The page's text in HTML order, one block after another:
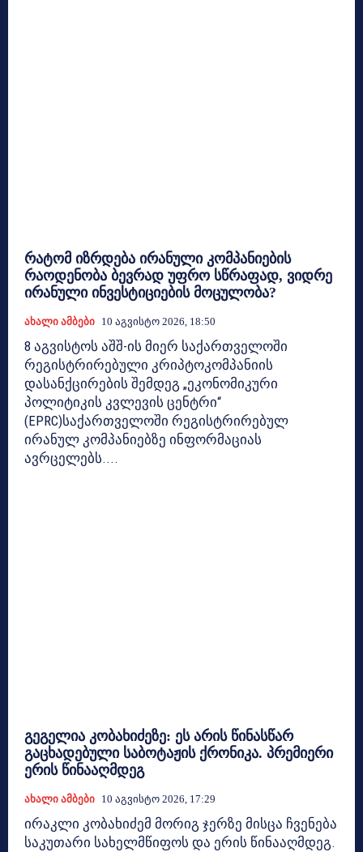
რატომ იზრდება ირანული კომპანიების
რაოდენობა ბევრად უფრო სწრაფად, ვიდრე
ირანული ინვესტიციების მოცულობა?
Ახალი Ამბები 10 Აგვისტო 2026, 18:50
8 აგვისტოს აშშ-ის მიერ საქართველოში
რეგისტრირებული კრიპტოკომპანიის
დასანქცირების შემდეგ „ეკონომიკური
პოლიტიკის კვლევის ცენტრი“
(EPRC)საქართველოში რეგისტრირებულ
ირანულ კომპანიებზე ინფორმაციას
ავრცელებს....
გეგელია კობახიძეზე: ეს არის წინასწარ
გაცხადებული საბოტაჟის ქრონიკა. პრემიერი
ერის წინააღმდეგ
Ახალი Ამბები 10 Აგვისტო 2026, 17:29
ირაკლი კობახიძემ მორიგ ჯერზე მისცა ჩვენება
საკუთარი სახელმწიფოს და ერის წინააღმდეგ.